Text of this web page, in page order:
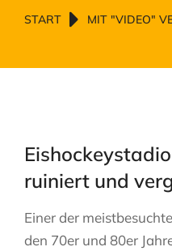
Sie befinden sich hier:
START MIT "VIDEO"
ruiniert und
Einer der
den 70er und 80er